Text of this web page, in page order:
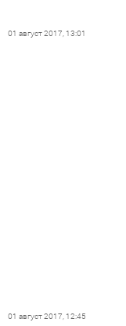
01 август 2017, 13:01
01 август 2017, 12:45